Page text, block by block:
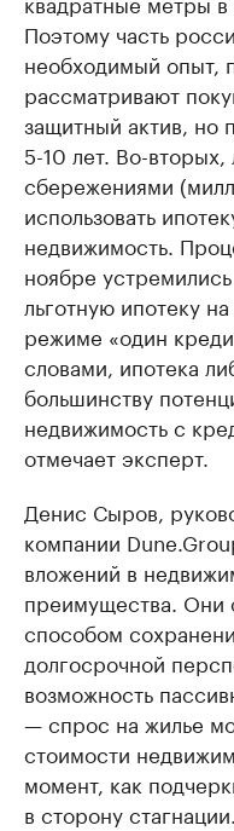
Поэтому часть
необходимый опыт,
рассматривают
защитный актив, но
5-10 лет. Во-
сбережениями
использовать
недвижимость.
ноябре
льготную ипотеку
режиме «один
словами, ипотека
большинству
недвижимость с
отмечает эксперт.
Денис Сыров,
компании
вложений в
преимущества. Они
способом
долгосрочной
возможность
— спрос на жилье
стоимости
момент, как
в сторону стагнации.